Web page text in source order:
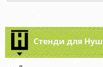
Стенди для Нуш